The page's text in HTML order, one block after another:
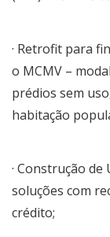
· Retrofit para
o MCMV –
prédios sem
habitação
· Construção
soluções com
crédito;